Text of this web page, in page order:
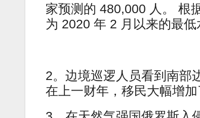
家预测的 480,000 人。 根
为 2020 年 2 月以来的最低
2。边境巡逻人员看到南部
在上一财年，移民大幅增加